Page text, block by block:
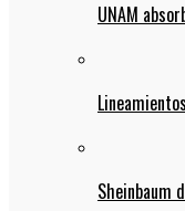
UNAM
Sheinbaum